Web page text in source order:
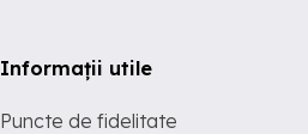
Informații utile
Puncte de fidelitate